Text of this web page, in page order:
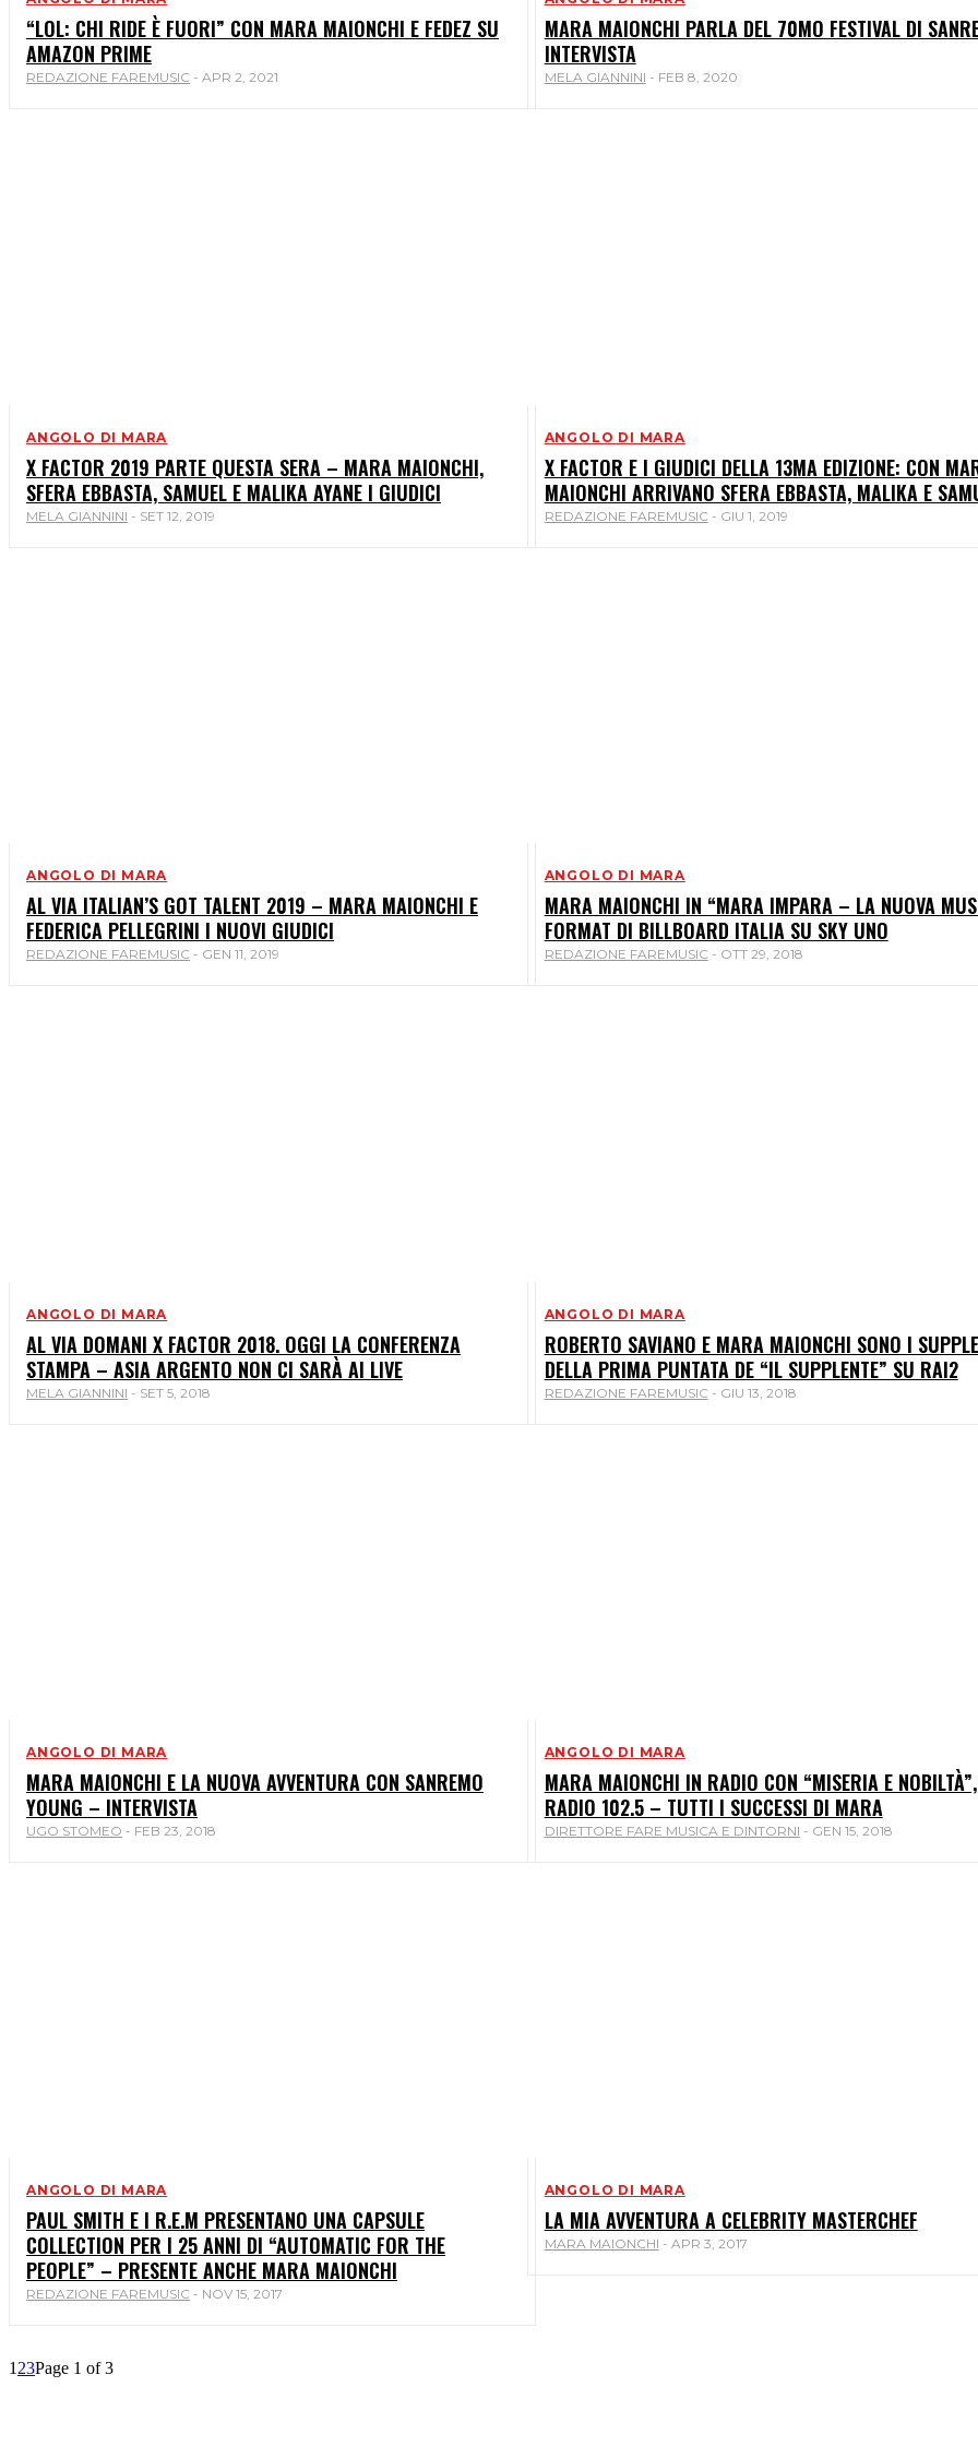
“LOL: CHI RIDE È FUORI” CON MARA MAIONCHI E FEDEZ SU
AMAZON PRIME
REDAZIONE FAREMUSIC - APR 2, 2021
MARA MAIONCHI PARLA DEL 70MO FESTIVAL DI
INTERVISTA
MELA GIANNINI - FEB 8, 2020
ANGOLO DI MARA
X FACTOR 2019 PARTE QUESTA SERA – MARA MAIONCHI,
SFERA EBBASTA, SAMUEL E MALIKA AYANE I GIUDICI
MELA GIANNINI - SET 12, 2019
ANGOLO DI MARA
X FACTOR E I GIUDICI DELLA 13MA EDIZIONE: CON
MAIONCHI ARRIVANO SFERA EBBASTA, MALIKA E
REDAZIONE FAREMUSIC - GIU 1, 2019
ANGOLO DI MARA
AL VIA ITALIAN’S GOT TALENT 2019 – MARA MAIONCHI E
FEDERICA PELLEGRINI I NUOVI GIUDICI
REDAZIONE FAREMUSIC - GEN 11, 2019
ANGOLO DI MARA
MARA MAIONCHI IN “MARA IMPARA – LA NUOVA
FORMAT DI BILLBOARD ITALIA SU SKY UNO
REDAZIONE FAREMUSIC - OTT 29, 2018
ANGOLO DI MARA
AL VIA DOMANI X FACTOR 2018. OGGI LA CONFERENZA
STAMPA – ASIA ARGENTO NON CI SARÀ AI LIVE
MELA GIANNINI - SET 5, 2018
ANGOLO DI MARA
ROBERTO SAVIANO E MARA MAIONCHI SONO I
DELLA PRIMA PUNTATA DE “IL SUPPLENTE” SU RAI2
REDAZIONE FAREMUSIC - GIU 13, 2018
ANGOLO DI MARA
MARA MAIONCHI E LA NUOVA AVVENTURA CON SANREMO
YOUNG – INTERVISTA
UGO STOMEO - FEB 23, 2018
ANGOLO DI MARA
MARA MAIONCHI IN RADIO CON “MISERIA E
RADIO 102.5 – TUTTI I SUCCESSI DI MARA
DIRETTORE FARE MUSICA E DINTORNI - GEN 15, 2018
ANGOLO DI MARA
PAUL SMITH E I R.E.M PRESENTANO UNA CAPSULE
COLLECTION PER I 25 ANNI DI “AUTOMATIC FOR THE
PEOPLE” – PRESENTE ANCHE MARA MAIONCHI
REDAZIONE FAREMUSIC - NOV 15, 2017
ANGOLO DI MARA
LA MIA AVVENTURA A CELEBRITY MASTERCHEF
MARA MAIONCHI - APR 3, 2017
1 23Page 1 of 3